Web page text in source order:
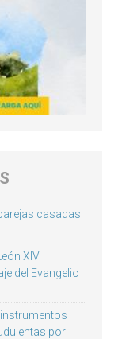
casadas
XIV
del Evangelio
instrumentos
por